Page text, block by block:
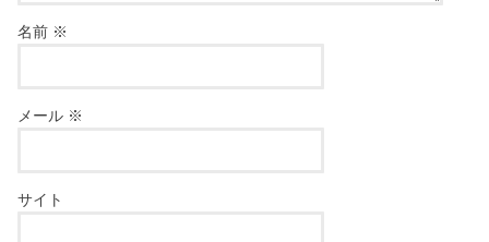
名前 ※
メール ※
サイト